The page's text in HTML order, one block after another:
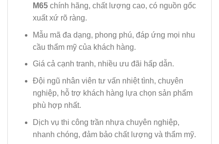
M65chính hãng, chất lượng cao, có nguồn gốc
xuất xứ rõ ràng.
Mẫu mã đa dạng, phong phú, đáp ứng mọi nhu
cầu thẩm mỹ của khách hàng.
Giá cả cạnh tranh, nhiều ưu đãi hấp dẫn.
Đội ngũ nhân viên tư vấn nhiệt tình, chuyên
nghiệp, hỗ trợ khách hàng lựa chọn sản phẩm
phù hợp nhất.
Dịch vụ thi công trần nhựa chuyên nghiệp,
nhanh chóng, đảm bảo chất lượng và thẩm mỹ.